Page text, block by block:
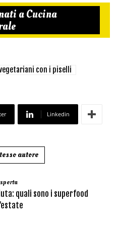
a Cucina
con i piselli
Linkedin
autore
quali sono i superfood